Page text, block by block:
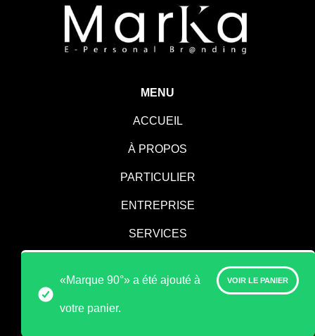
VOIR LE PANIER
«Marque 90°» a été ajouté à
votre panier.
MENU
ACCUEIL
À PROPOS
PARTICULIER
ENTREPRISE
SERVICES